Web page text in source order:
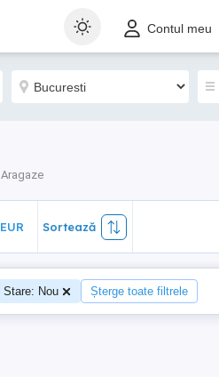
Contul meu
Aragaze
Sortează
EUR Sortează
Stare: Nou Șterge toate filtrele